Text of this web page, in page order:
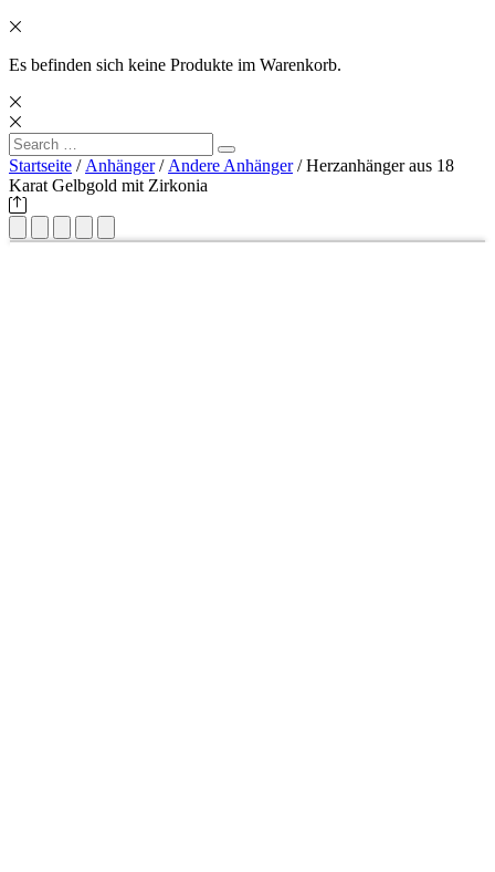
Es befinden sich keine Produkte im Warenkorb.
Search
for:
Search
Startseite / Anhänger/ Andere Anhänger/ Herzanhänger aus 18
Karat Gelbgold mit Zirkonia